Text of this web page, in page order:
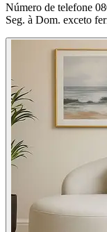
Número de telefone
Seg. à Dom. exceto